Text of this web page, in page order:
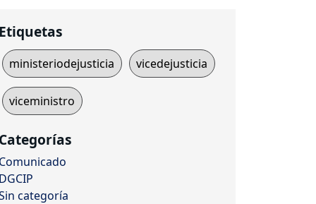
Etiquetas
ministeriodejusticia vicedejusticia
viceministro
Categorías
Comunicado
DGCIP
categoría